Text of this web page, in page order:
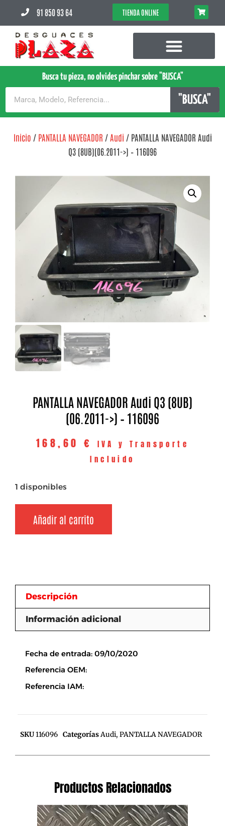
91 850 93 64 TIENDA ONLINE
Busca tu pieza, no olvides pinchar sobre "BUSCA"
"BUSCA"
Inicio / PANTALLA NAVEGADOR / Audi / PANTALLA NAVEGADOR Audi
Q3 (8UB)(06.2011->) – 116096
PANTALLA NAVEGADOR Audi Q3 (8UB)
(06.2011->) – 116096
168,60 €
IVA y Transporte
Incluido
1 disponibles
Añadir al carrito
Descripción
Información adicional
Fecha de entrada: 09/10/2020
Referencia OEM:
Referencia IAM:
SKU116096 CategoríasAudi, PANTALLA NAVEGADOR
Productos Relacionados